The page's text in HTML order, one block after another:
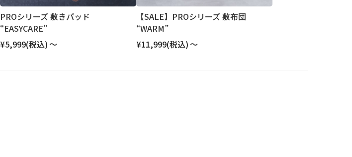
PROシリーズ 敷きパッド
“EASYCARE”
¥5,999(税込)～
【SALE】PROシリーズ 敷布団
“WARM”
¥11,999(税込)～